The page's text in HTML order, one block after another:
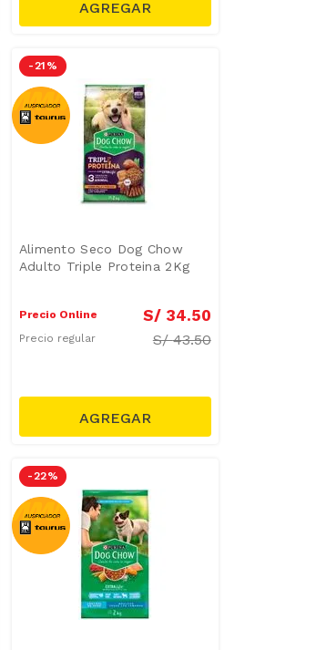
-21 %
Alimento Seco Dog Chow
Adulto Triple Proteina 2Kg
Precio Online S/ 34.50
Precio regular S/43.50
-22 %